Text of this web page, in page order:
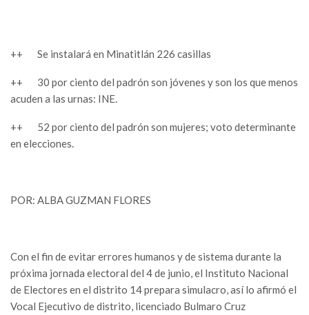
++ Se instalará en Minatitlán 226 casillas
++ 30 por ciento del padrón son jóvenes y son los que menos
acuden a las urnas: INE.
++ 52 por ciento del padrón son mujeres; voto determinante
en elecciones.
POR: ALBA GUZMAN FLORES
Con el fin de evitar errores humanos y de sistema durante la
próxima jornada electoral del 4 de junio, el Instituto Nacional
de Electores en el distrito 14 prepara simulacro, así lo afirmó el
Vocal Ejecutivo de distrito, licenciado Bulmaro Cruz